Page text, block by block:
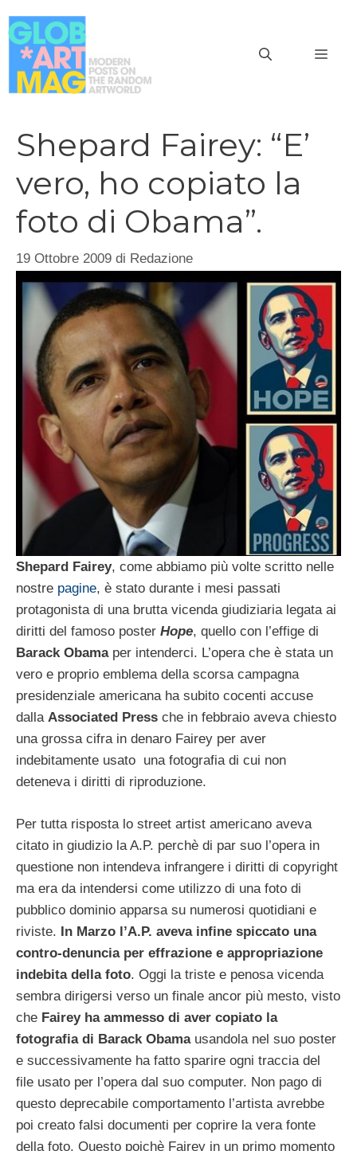
al
contenuto
Shepard Fairey: “E’
vero, ho copiato la
foto di Obama”.
19 Ottobre 2009 di Redazione
Shepard Fairey, come abbiamo più volte scritto nelle
nostre pagine, è stato durante i mesi passati
protagonista di una brutta vicenda giudiziaria legata ai
diritti del famoso poster Hope, quello con l’effige di
Barack Obamaper intenderci. L’opera che è stata un
vero e proprio emblema della scorsa campagna
presidenziale americana ha subito cocenti accuse
dalla Associated Press che in febbraio aveva chiesto
una grossa cifra in denaro Fairey per aver
indebitamente usato una fotografia di cui non
deteneva i diritti di riproduzione.
Per tutta risposta lo street artist americano aveva
citato in giudizio la A.P. perchè di par suo l’opera in
questione non intendeva infrangere i diritti di copyright
ma era da intendersi come utilizzo di una foto di
pubblico dominio apparsa su numerosi quotidiani e
riviste. In Marzo l’A.P. aveva infine spiccato una
contro-denuncia per effrazione e appropriazione
indebita della foto. Oggi la triste e penosa vicenda
sembra dirigersi verso un finale ancor più mesto, visto
che Fairey ha ammesso di aver copiato la
fotografia di Barack Obama usandola nel suo poster
e successivamente ha fatto sparire ogni traccia del
file usato per l’opera dal suo computer. Non pago di
questo deprecabile comportamento l’artista avrebbe
poi creato falsi documenti per coprire la vera fonte
della foto. Questo poichè Fairey in un primo momento